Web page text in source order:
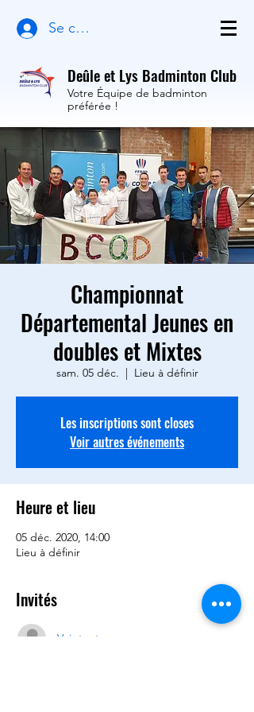
Se connecter
Deûle et Lys Badminton Club
Votre Équipe de badminton
préférée !
Championnat
Départemental Jeunes en
doubles et Mixtes
sam. 05 déc.
  |
Lieu à définir
Les inscriptions sont closes
Voir autres événements
Heure et lieu
05 déc. 2020, 14:00
Lieu à définir
Invités
Voir tout